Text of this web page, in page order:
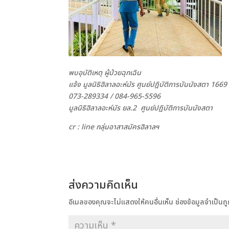
พบอุบัติเหตุ ผู้ป่วยฉุกเฉิน
แจ้ง มูลนิธิฮิลาลอะห์มัร ศูนย์ปฎิบัติการบันนังสตา 1669
073-289334 /084-965-5596
มูลนิธิฮิลาลอะห์มัร ยล.2 ศูนย์ปฎิบัติการบันนังสตา
cr : line กลุ่มอาสาสมัครฮิลาลฯ
ส่งความคิดเห็น
อีเมลของคุณจะไม่แสดงให้คนอื่นเห็น ช่องข้อมูลจำเป็น